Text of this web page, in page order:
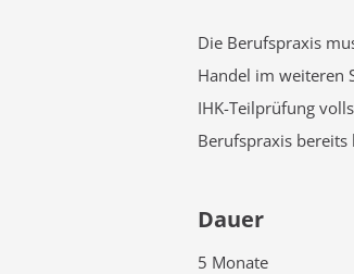
Die Berufspraxis
Handel im weiteren
IHK-Teilprüfung
Berufspraxis bereits
Dauer
5 Monate